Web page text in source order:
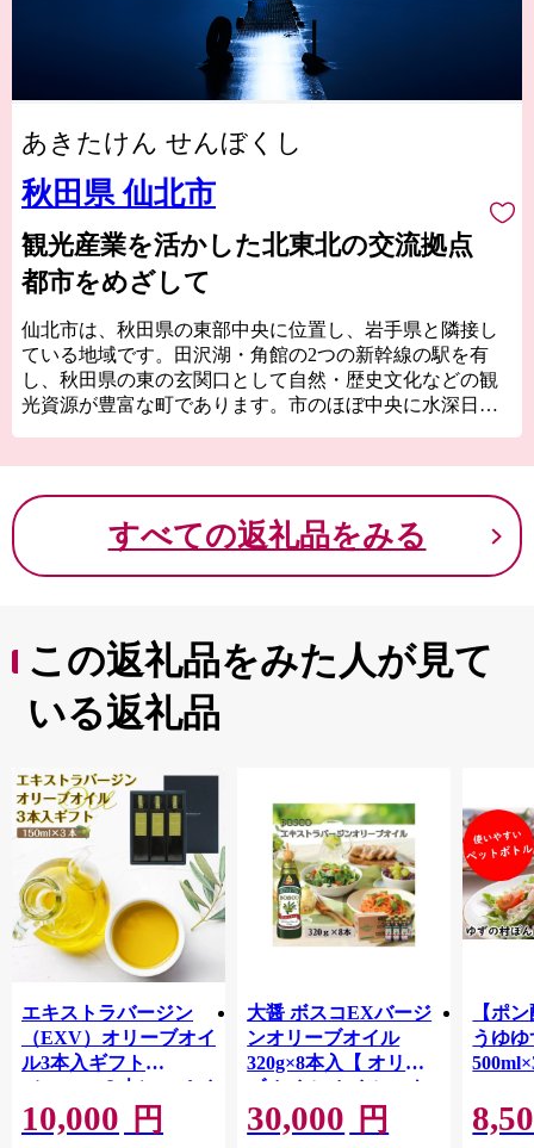
あきたけん せんぼくし
秋田県 仙北市
観光産業を活かした北東北の交流拠点
都市をめざして
仙北市は、秋田県の東部中央に位置し、岩手県と隣接し
ている地域です。田沢湖・角館の2つの新幹線の駅を有
し、秋田県の東の玄関口として自然・歴史文化などの観
光資源が豊富な町であります。市のほぼ中央に水深日本
屋敷や2kmに及ぶ桜のトンネルが魅力です。
すべての返礼品をみる
この返礼品をみた人が見て
いる返礼品
エキストラバージン
（EXV）オリーブオイ
ル3本入ギフト
（150ml×３本）スペイ
ン産
10,000 円
大醤 ボスコEXバージ
ンオリーブオイル
320g×8本入【 オリー
ブオイル オイル エキ
ストラバージンオリー
ブオイル エクストラ
30,000 円
【ポ
うゆ